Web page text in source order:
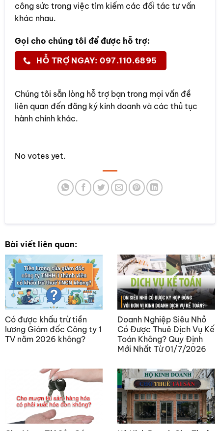
công sức trong việc tìm kiếm các đối tác tư vấn
khác nhau.
Gọi cho chúng tôi để được hỗ trợ:
HỖ TRỢ NGAY: 097.110.6895
Chúng tôi sẵn lòng hỗ trợ bạn trong mọi vấn đề
liên quan đến đăng ký kinh doanh và các thủ tục
hành chính khác.
SUBMIT RATING
No votes yet.
Bài viết liên quan:
Có được khấu trừ tiền
lương Giám đốc Công ty 1
TV năm 2026 không?
Doanh Nghiệp Siêu Nhỏ
Có Được Thuê Dịch Vụ Kế
Toán Không? Quy Định
Mới Nhất Từ 01/7/2026